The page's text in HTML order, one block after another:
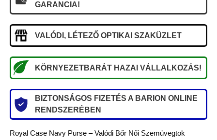
GARANCIA!
VALÓDI, LÉTEZŐ OPTIKAI SZAKÜZLET
KÖRNYEZETBARÁT HAZAI VÁLLALKOZÁS!
BIZTONSÁGOS FIZETÉS A BARION ONLINE
RENDSZERÉBEN
Royal Case Navy Purse – Valódi Bőr Női Szemüvegtok